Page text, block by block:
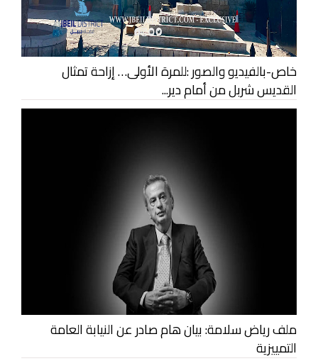
خاص-بالفيديو والصور :للمرة الأولى… إزاحة تمثال
القديس شربل من أمام دير...
ملف رياض سلامة: بيان هام صادر عن النيابة العامة
التمييزية